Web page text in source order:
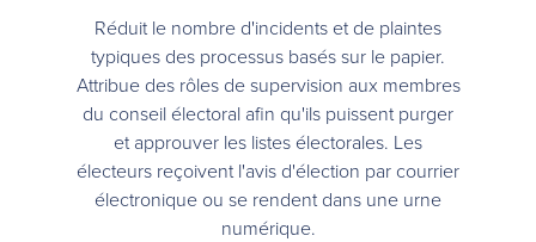
Réduit le nombre d'incidents et de plaintes
typiques des processus basés sur le papier.
Attribue des rôles de supervision aux membres
du conseil électoral afin qu'ils puissent purger
et approuver les listes électorales. Les
électeurs reçoivent l'avis d'élection par courrier
électronique ou se rendent dans une urne
numérique.